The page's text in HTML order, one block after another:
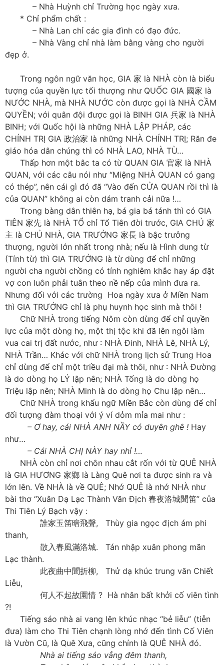
– Nhà Huỳnh chỉ Trường học ngày xưa.
* Chỉ phẩm chất :
– Nhà Lan chỉ các gia đình có đạo đức.
– Nhà Vàng chỉ nhà làm bằng vàng cho người
đẹp ở.
Trong ngôn ngữ văn học, GIA 家 là NHÀ còn là biểu
tượng của quyền lực tối thượng như QUỐC GIA 國家 là
NƯỚC NHÀ, mà NHÀ NƯỚC còn được gọi là NHÀ CẦM
QUYỀN; với quân đội được gọi là BINH GIA 兵家 là NHÀ
BINH; với Quốc hội là những NHÀ LẬP PHÁP, các
CHÍNH TRỊ GIA 政治家 là những NHÀ CHÍNH TRỊ; Răn đe
giáo hóa dân chúng thì có NHÀ LAO, NHÀ TÙ…
Thấp hơn một bâc ta có từ QUAN GIA 官家 là NHÀ
QUAN, với các câu nói như “Miệng NHÀ QUAN có gang
có thép”, nên cái gì đó đã “Vào đến CỬA QUAN rồi thì là
của QUAN” không ai còn dám tranh cải nữa !…
Trong bàng dân thiên hạ, bá gia bá tánh thì có GIA
TIÊN 家先 là NHÀ TỔ chỉ Tổ Tiên đời trước, GIA CHỦ 家
主 là CHỦ NHÀ, GIA TRƯỞNG 家長 là bậc trưởng
thượng, người lớn nhất trong nhà; nếu là Hình dung từ
(Tính từ) thì GIA TRƯỞNG là từ dùng để chỉ những
người cha người chồng có tính nghiêm khắc hay áp đặt
vợ con luôn phải tuân theo nề nếp của mình đưa ra.
Nhưng đối với các trường Hoa ngày xưa ở Miền Nam
thì GIA TRƯỞNG chỉ là phụ huynh học sinh mà thôi !
Chữ NHÀ trong tiếng Nôm còn dùng để chỉ quyền
lực của một dòng họ, một thị tộc khi đã lên ngôi làm
vua cai trị đất nước, như : NHÀ Đinh, NHÀ Lê, NHÀ Lý,
NHÀ Trần… Khác với chữ NHÀ trong lịch sử Trung Hoa
chỉ dùng để chỉ một triều đại mà thôi, như : NHÀ Đường
là do dòng họ LÝ lập nên; NHÀ Tống là do dòng họ
Triệu lập nên; NHÀ Minh là do dòng họ Chu lập nên…
Chữ NHÀ trong khẩu ngữ Miền Bắc còn dùng để chỉ
đối tượng đàm thoại với ý ví dỏm mỉa mai như :
– Ơ hay, cái NHÀ ANH NẦY có duyên ghê ! Hay
như…
– Cái NHÀ CHỊ NÀY hay nhỉ !…
NHÀ còn chỉ nơi chôn nhau cắt rốn với từ QUÊ NHÀ
là GIA HƯƠNG 家鄉 là Làng Quê nơi ta được sinh ra và
lớn lên. Về NHÀ là về QUÊ; Nhớ QUÊ là nhớ NHÀ như
bài thơ “Xuân Dạ Lạc Thành Văn Địch 春夜洛城聞笛” của
Thi Tiên Lý Bạch vậy :
誰家玉笛暗飛聲, Thùy gia ngọc địch ám phi
thanh,
散入春風滿洛城. Tán nhập xuân phong mãn
Lạc thành.
此夜曲中聞折柳, Thử dạ khúc trung văn Chiết
Liễu,
何人不起故園情 ? Hà nhân bất khởi cố viên tình
?!
Tiếng sáo nhà ai vang lên khúc nhạc “bẻ liễu” (tiễn
đưa) làm cho Thi Tiên chạnh lòng nhớ đến tình Cố Viên
là Vườn Cũ, là Quê Xưa, cũng chính là QUÊ NHÀ đó.
Nhà ai tiếng sáo vẳng đêm thanh,